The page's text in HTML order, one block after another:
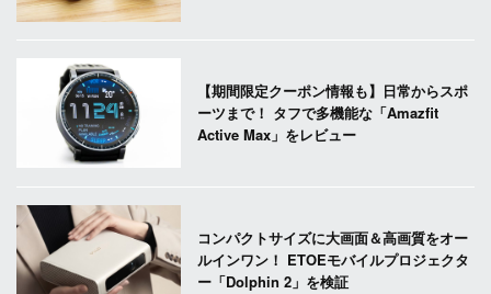
【期間限定クーポン情報も】日常からスポ
ーツまで！ タフで多機能な「Amazfit
Active Max」をレビュー
コンパクトサイズに大画面＆高画質をオー
ルインワン！ ETOEモバイルプロジェクタ
ー「Dolphin 2」を検証